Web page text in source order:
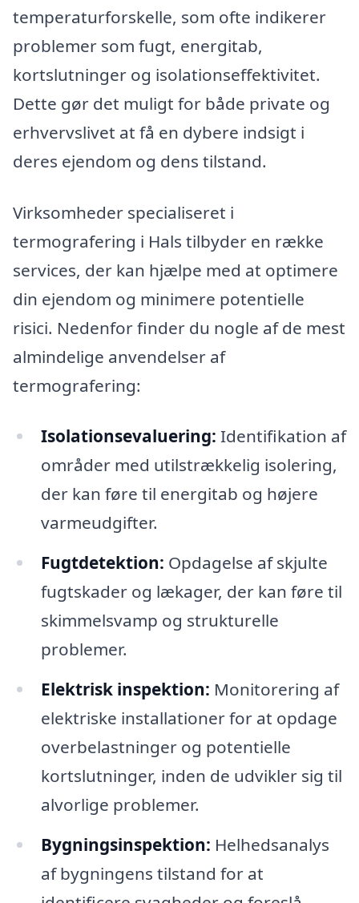
temperaturforskelle, som ofte indikerer
problemer som fugt, energitab,
kortslutninger og isolationseffektivitet.
Dette gør det muligt for både private og
erhvervslivet at få en dybere indsigt i
deres ejendom og dens tilstand.
Virksomheder specialiseret i
termografering i Hals tilbyder en række
services, der kan hjælpe med at optimere
din ejendom og minimere potentielle
risici. Nedenfor finder du nogle af de mest
almindelige anvendelser af
termografering:
Isolationsevaluering: Identifikation af
områder med utilstrækkelig isolering,
der kan føre til energitab og højere
varmeudgifter.
Fugtdetektion: Opdagelse af skjulte
fugtskader og lækager, der kan føre til
skimmelsvamp og strukturelle
problemer.
Elektrisk inspektion: Monitorering af
elektriske installationer for at opdage
overbelastninger og potentielle
kortslutninger, inden de udvikler sig til
alvorlige problemer.
Bygningsinspektion: Helhedsanalys
af bygningens tilstand for at